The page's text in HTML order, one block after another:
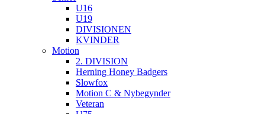
U16
U19
DIVISIONEN
KVINDER
Motion
2. DIVISION
Herning Honey Badgers
Slowfox
Motion C & Nybegynder
Veteran